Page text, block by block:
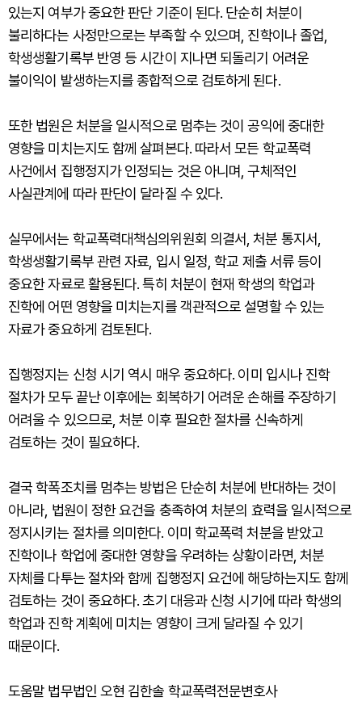
있는지 여부가 중요한 판단 기준이 된다. 단순히 처분이
불리하다는 사정만으로는 부족할 수 있으며, 진학이나 졸업,
학생생활기록부 반영 등 시간이 지나면 되돌리기 어려운
불이익이 발생하는지를 종합적으로 검토하게 된다.
또한 법원은 처분을 일시적으로 멈추는 것이 공익에 중대한
영향을 미치는지도 함께 살펴본다. 따라서 모든 학교폭력
사건에서 집행정지가 인정되는 것은 아니며, 구체적인
사실관계에 따라 판단이 달라질 수 있다.
실무에서는 학교폭력대책심의위원회 의결서, 처분 통지서,
학생생활기록부 관련 자료, 입시 일정, 학교 제출 서류 등이
중요한 자료로 활용된다. 특히 처분이 현재 학생의 학업과
진학에 어떤 영향을 미치는지를 객관적으로 설명할 수 있는
자료가 중요하게 검토된다.
집행정지는 신청 시기 역시 매우 중요하다. 이미 입시나 진학
절차가 모두 끝난 이후에는 회복하기 어려운 손해를 주장하기
어려울 수 있으므로, 처분 이후 필요한 절차를 신속하게
검토하는 것이 필요하다.
결국 학폭조치를 멈추는 방법은 단순히 처분에 반대하는 것이
아니라, 법원이 정한 요건을 충족하여 처분의 효력을 일시적으로
정지시키는 절차를 의미한다. 이미 학교폭력 처분을 받았고
진학이나 학업에 중대한 영향을 우려하는 상황이라면, 처분
자체를 다투는 절차와 함께 집행정지 요건에 해당하는지도 함께
검토하는 것이 중요하다. 초기 대응과 신청 시기에 따라 학생의
학업과 진학 계획에 미치는 영향이 크게 달라질 수 있기
때문이다.
도움말 법무법인 오현 김한솔 학교폭력전문변호사